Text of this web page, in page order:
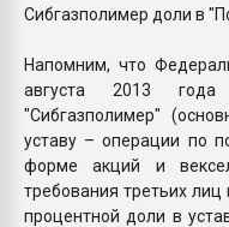
Сибгазполимер доли в
Напомним, что
августа 2013
"Сибгазполимер"
уставу – операции по
форме акций и
требования третьих
процентной доли в